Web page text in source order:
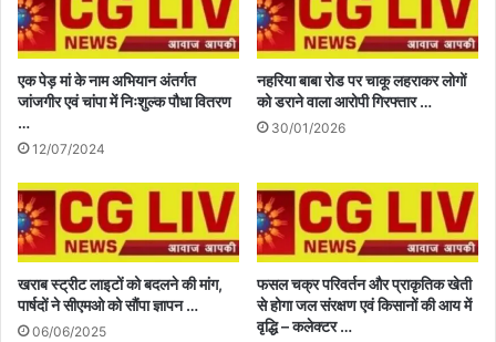
एक पेड़ मां के नाम अभियान अंतर्गत
जांजगीर एवं चांपा में निःशुल्क पौधा वितरण
…
12/07/2024
नहरिया बाबा रोड पर चाकू लहराकर लोगों
को डराने वाला आरोपी गिरफ्तार …
30/01/2026
खराब स्ट्रीट लाइटों को बदलने की मांग,
पार्षदों ने सीएमओ को सौंपा ज्ञापन …
06/06/2025
फसल चक्र परिवर्तन और प्राकृतिक खेती
से होगा जल संरक्षण एवं किसानों की आय में
वृद्धि – कलेक्टर …